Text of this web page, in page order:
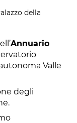
della
Annuario
Valle
degli